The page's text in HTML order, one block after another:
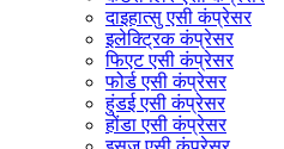
दाइहात्सु एसी कंप्रेसर
इलेक्ट्रिक कंप्रेसर
फिएट एसी कंप्रेसर
फोर्ड एसी कंप्रेसर
हुंडई एसी कंप्रेसर
होंडा एसी कंप्रेसर